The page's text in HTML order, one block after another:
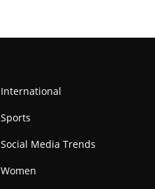
International
Sports
Social Media Trends
Women